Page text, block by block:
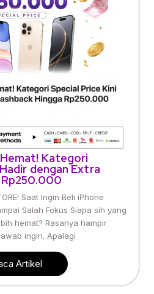
Kategori
dengan Extra
Rp250.000
Saat Ingin Beli iPhone
Salah Fokus Siapa sih yang
hemat? Rasanya hampir
ingin. Apalagi
Artikel